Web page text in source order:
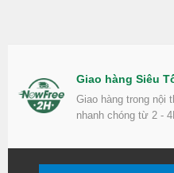
Giao hàng Siêu
Giao hàng trong nội
nhanh chóng từ 2 -